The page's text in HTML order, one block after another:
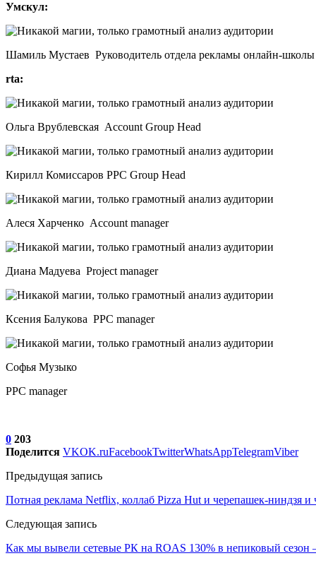
Умскул:
Шамиль Мустаев Руководитель отдела рекламы онлайн-
rta:
Ольга Врублевская Account Group Head
Кирилл Комиссаров PPC Group Head
Алеся Харченко Account manager
Диана Мадуева Project manager
Ксения Балукова PPC manager
Софья Музыко
PPC manager
0 203
Поделится VKOK.ruFacebookTwitterWhatsAppTelegramViber
Предыдущая запись
Потная реклама Netflix, коллаб Pizza Hut и черепашек-ниндзя
Следующая запись
Как мы вывели сетевые РК на ROAS 130% в непиковый сезон